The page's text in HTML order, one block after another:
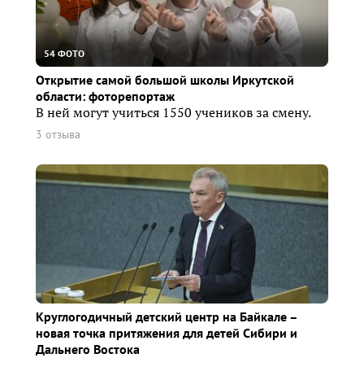
54 ФОТО
Открытие самой большой школы Иркутской
области: фоторепортаж
В ней могут учиться 1550 учеников за смену.
3 отзыва
Круглогодичный детский центр на Байкале –
новая точка притяжения для детей Сибири и
Дальнего Востока